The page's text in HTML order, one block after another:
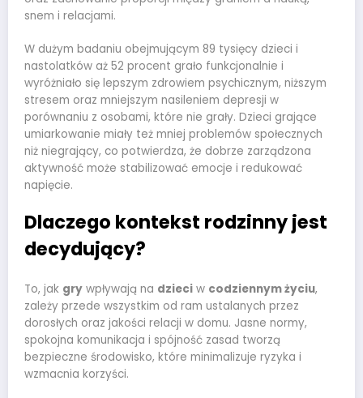
snem i relacjami.
W dużym badaniu obejmującym 89 tysięcy dzieci i
nastolatków aż 52 procent grało funkcjonalnie i
wyróżniało się lepszym zdrowiem psychicznym, niższym
stresem oraz mniejszym nasileniem depresji w
porównaniu z osobami, które nie grały. Dzieci grające
umiarkowanie miały też mniej problemów społecznych
niż niegrający, co potwierdza, że dobrze zarządzona
aktywność może stabilizować emocje i redukować
napięcie.
Dlaczego kontekst rodzinny jest
decydujący?
To, jak gry wpływają na dzieci w codziennym życiu,
zależy przede wszystkim od ram ustalanych przez
dorosłych oraz jakości relacji w domu. Jasne normy,
spokojna komunikacja i spójność zasad tworzą
bezpieczne środowisko, które minimalizuje ryzyka i
wzmacnia korzyści.